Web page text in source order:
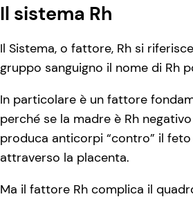
Il sistema Rh
Il Sistema, o fattore, Rh si
gruppo sanguigno il nome di Rh
In particolare è un fattore
perché se la madre è Rh
produca anticorpi “contro” il
attraverso la placenta.
Ma il fattore Rh complica il